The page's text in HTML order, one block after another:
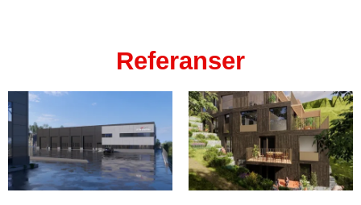
Referanser